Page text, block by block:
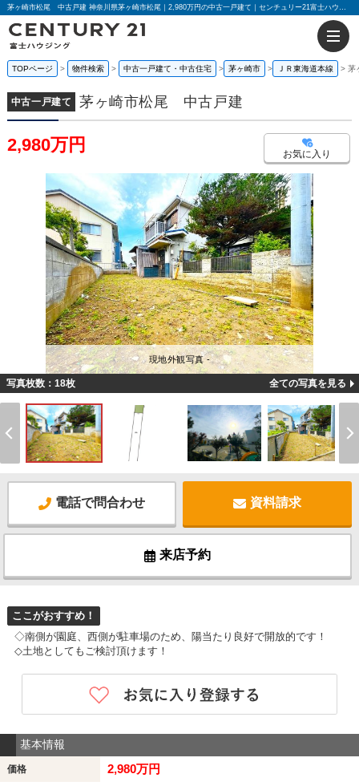
茅ヶ崎市松尾 中古戸建 神奈川県茅ヶ崎市松尾｜2,980万円の中古一戸建て｜センチュリー21富士ハウジング
TOPページ 物件検索 中古一戸建て・中古住宅 茅ヶ崎市 ＪＲ東海道本線 茅
中古一戸建て 茅ヶ崎市松尾 中古戸建
2,980万円 お気に入り
現地外観写真 -
写真枚数：18枚 全ての写真を見る
電話で問合わせ 資料請求
来店予約
ここがおすすめ！
◇南側が園庭、西側が駐車場のため、陽当たり良好で開放的です！
◇土地としてもご検討頂けます！
基本情報
価格 2,980万円